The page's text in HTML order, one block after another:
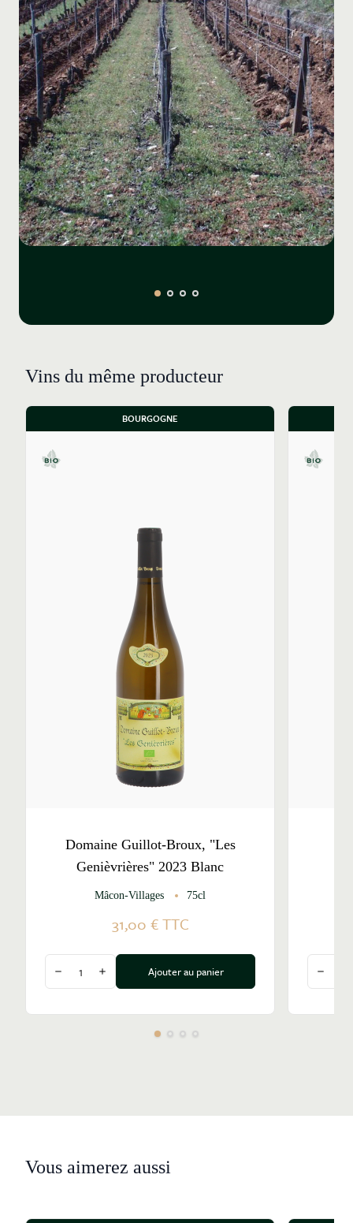
Vins du même producteur
BOURGOGNE
Domaine Guillot-Broux, "Les
Genièvrières" 2023 Blanc
Mâcon-Villages 75cl
31,00 €TTC
Diminuer la quantité
Augmenter la quantité
Ajouter au panier
Vous aimerez aussi